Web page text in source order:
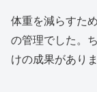
体重を減らすた
の管理でした。
けの成果がありま